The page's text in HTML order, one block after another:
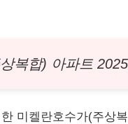
복합) 아파트
미켈란호수가(주상